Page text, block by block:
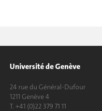
Université de Genève
24 rue du Général-Dufour
1211 Genève 4
T. +41 (0)22 379 71 11